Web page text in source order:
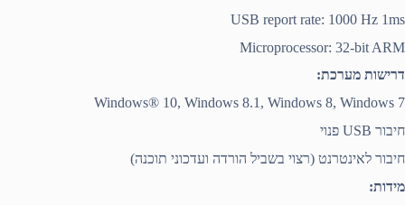
USB report rate: 1000 Hz 1ms
Microprocessor: 32-bit ARM
דרישות מערכת:
Windows® 10, Windows 8.1, Windows 8, Windows 7
חיבור USB פנוי
חיבור לאינטרנט (רצוי בשביל הורדה ועדכוני תוכנה)
מידות: